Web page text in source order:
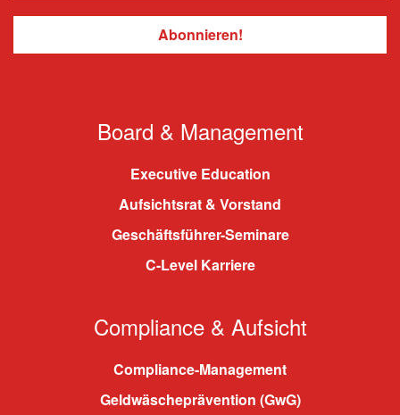
Board & Management
Executive Education
Aufsichtsrat & Vorstand
Geschäftsführer-Seminare
C-Level Karriere
Compliance & Aufsicht
Compliance-Management
Geldwäscheprävention (GwG)